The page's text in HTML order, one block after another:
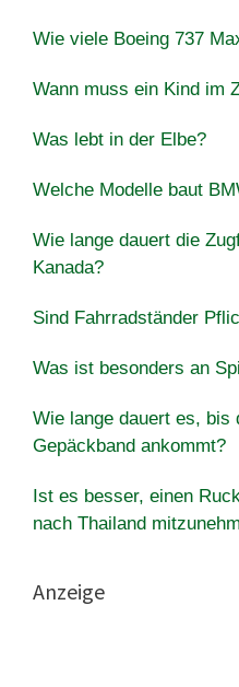
Wie viele Boeing 737
Wann muss ein Kind im
Was lebt in der Elbe?
Welche Modelle baut
Wie lange dauert die
Kanada?
Sind Fahrradständer
Was ist besonders an
Wie lange dauert es, bis
Gepäckband ankommt?
Ist es besser, einen
nach Thailand
Anzeige